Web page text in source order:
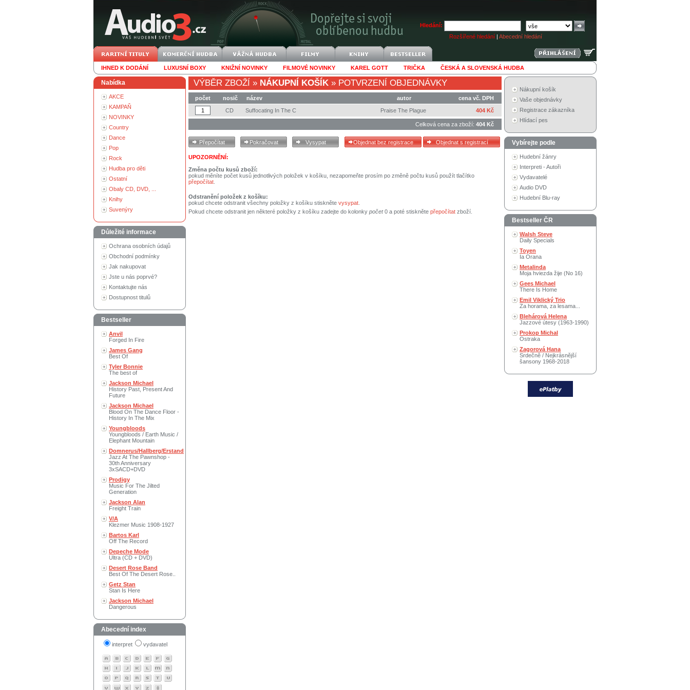
Hledání:
Rozšířené hledání | Abecední hledání
IHNED K DODÁNÍ LUXUSNÍ BOXY KNIŽNÍ NOVINKY FILMOVÉ NOVINKY KAREL GOTT TRIČKA ČESKÁ A SLOVENSKÁ HUDBA
Nabídka
AKCE
KAMPAŇ
NOVINKY
Country
Dance
Pop
Rock
Hudba pro děti
Ostatní
Obaly CD, DVD, ...
Knihy
Suvenýry
Důležité informace
Ochrana osobních údajů
Obchodní podmínky
Jak nakupovat
Jste u nás poprvé?
Kontaktujte nás
Dostupnost titulů
Bestseller
Anvil
Forged In Fire
James Gang
Best Of
Tyler Bonnie
The best of
Jackson Michael
History Past, Present And
Future
Jackson Michael
Blood On The Dance Floor -
History In The Mix
Youngbloods
Youngbloods / Earth Music /
Elephant Mountain
Domnerus/Hallberg/Erstand
Jazz At The Pawnshop -
30th Anniversary
3xSACD+DVD
Prodigy
Music For The Jilted
Generation
Jackson Alan
Freight Train
V/A
Klezmer Music 1908-1927
Bartos Karl
Off The Record
Depeche Mode
Ultra (CD + DVD)
Desert Rose Band
Best Of The Desert Rose..
Getz Stan
Stan Is Here
Jackson Michael
Dangerous
Abecední index
interpret vydavatel
VÝBĚR ZBOŽÍ » NÁKUPNÍ KOŠÍK » POTVRZENÍ OBJEDNÁVKY
počet nosič název autor
cena vč. DPH
CD
Suffocating In The C Praise The Plague 404 Kč
Celková cena za zboží: 404 Kč
UPOZORNĚNÍ:
Změna počtu kusů zboží:
pokud měníte počet kusů jednotlivých položek v košíku, nezapomeňte prosím po změně počtu kusů použít tlačítko
přepočítat
Odstranění položek z košíku:
pokud chcete odstranit všechny položky z košíku stiskněte vysypat
Pokud chcete odstranit jen některé položky z košíku zadejte do kolonky počet0 a poté stiskněte přepočítat zboží.
Nákupní košík
Vaše objednávky
Registrace zákazníka
Hlídací pes
Vybírejte podle
Hudební žánry
Interpreti - Autoři
Vydavatelé
Audio DVD
Hudební Blu-ray
Bestseller ČR
Walsh Steve
Daily Specials
Toyen
Ia Orana
Metalinda
Moja hviezda žije (No 16)
Gees Michael
There Is Home
Emil Viklický Trio
Za horama, za lesama...
Blehárová Helena
Jazzové útesy (1963-1990)
Prokop Michal
Ostraka
Zagorová Hana
Srdečně / Nejkrásnější
šansony 1968-2018